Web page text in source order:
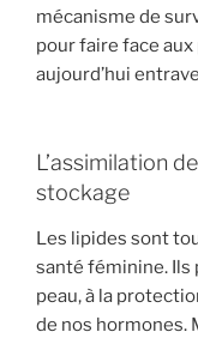
mécanisme de
pour faire face
aujourd’hui
L’assimilation
stockage
Les lipides sont
santé féminine. Ils
peau, à la
de nos hormones.